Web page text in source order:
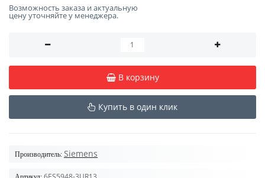
Возможность заказа и актуальную
цену уточняйте у менеджера.
В корзину
Купить в один клик
Производитель: Siemens